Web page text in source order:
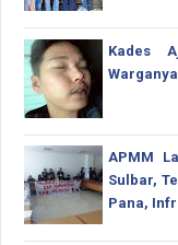
Kades
Warganya
APMM
Sulbar,
Pana,